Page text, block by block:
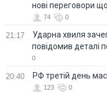
нові переговори
74 0
21:17
Ударна хвиля
повідомив деталі
0
20:40 РФ третій день
123 0